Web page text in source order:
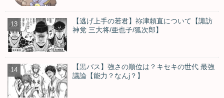
【逃げ上手の若君】祢津頼直について【諏訪
神党 三大将/亜也子/狐次郎】
【黒バス】強さの順位は？キセキの世代 最強
議論【能力？なんj？】